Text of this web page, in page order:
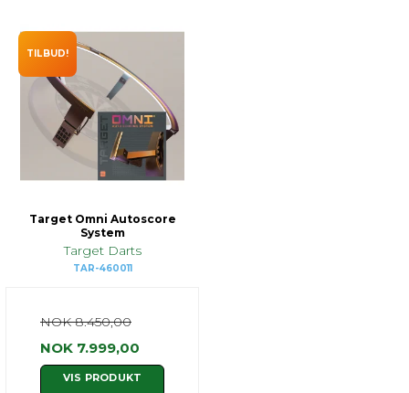
TILBUD!
Target Omni Autoscore
System
Target Darts
TAR-460011
NOK 8.450,00
NOK 7.999,00
VIS PRODUKT